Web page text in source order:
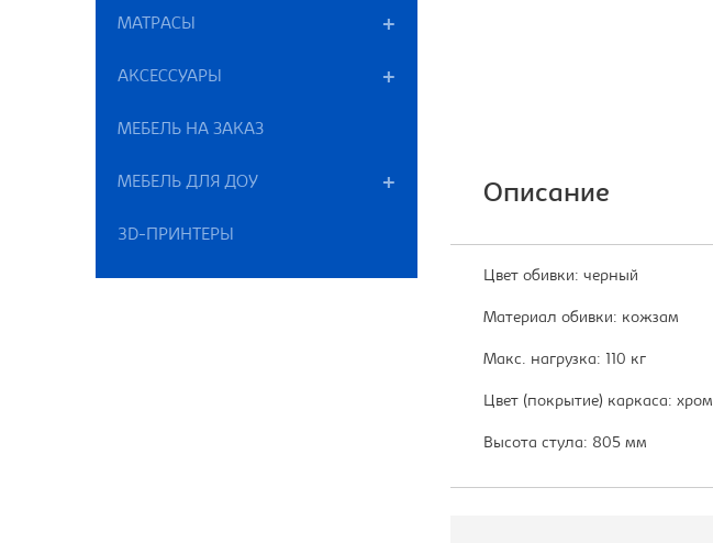
МАТРАСЫ
АКСЕССУАРЫ
МЕБЕЛЬ НА ЗАКАЗ
МЕБЕЛЬ ДЛЯ ДОУ
3D-ПРИНТЕРЫ
Описание
Цвет обивки: черный
Материал обивки: кожзам
Макс. нагрузка: 110 кг
Цвет (покрытие) каркаса: хром
Высота стула: 805 мм